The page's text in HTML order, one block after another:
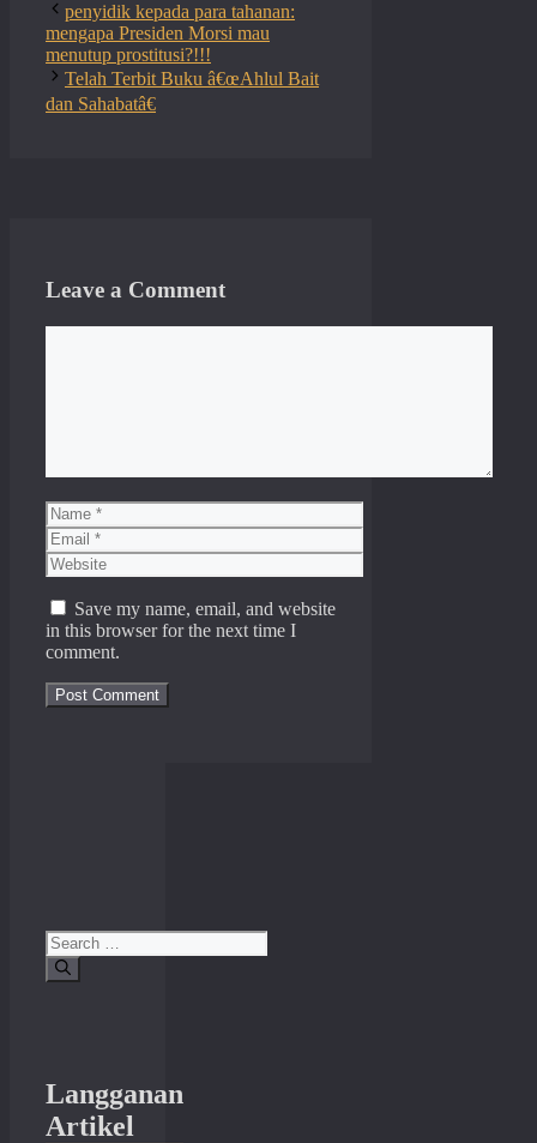
penyidik kepada para tahanan:
mengapa Presiden Morsi mau
menutup prostitusi?!!!
Telah Terbit Buku â€œAhlul Bait
dan Sahabatâ€
Leave a Comment
Name
Email
Website
Save my name, email, and website
in this browser for the next time I
comment.
Search
for:
Langganan
Artikel